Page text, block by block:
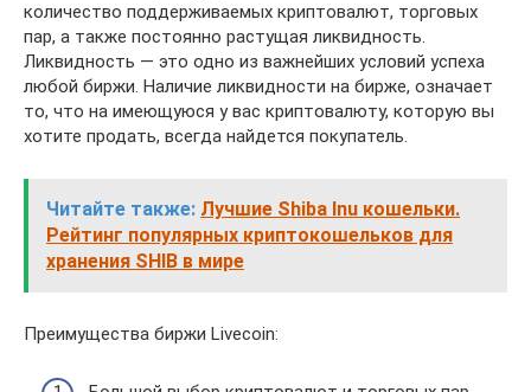
количество поддерживаемых криптовалют, торговых
пар, а также постоянно растущая ликвидность.
Ликвидность — это одно из важнейших условий успеха
любой биржи. Наличие ликвидности на бирже, означает
то, что на имеющуюся у вас криптовалюту, которую вы
хотите продать, всегда найдется покупатель.
Читайте также: Лучшие Shiba Inu кошельки.
Рейтинг популярных криптокошельков для
хранения SHIB в мире
Преимущества биржи Livecoin: